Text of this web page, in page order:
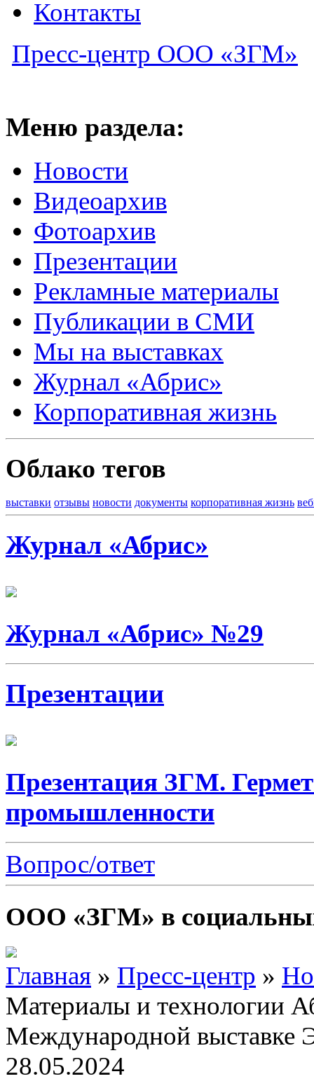
Контакты
Пресс-центр ООО «ЗГМ»
Меню раздела:
Новости
Видеоархив
Фотоархив
Презентации
Рекламные материалы
Публикации в СМИ
Мы на выставках
Журнал «Абрис»
Корпоративная жизнь
Облако тегов
выставки отзывы новости документы корпоративная жизнь
Журнал «Абрис»
Журнал «Абрис» №29
Презентации
Презентация ЗГМ.
промышленности
Вопрос/ответ
ООО «ЗГМ» в
Главная » Пресс-центр »
Материалы и технологии
Международной
28.05.2024